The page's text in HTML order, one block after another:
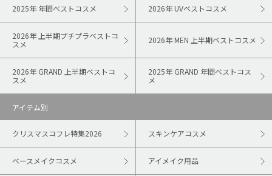
2025年 年間ベストコスメ 2026年 UVベストコスメ
2026年 上半期プチプラベストコ
スメ
2026年 MEN 上半期ベストコスメ
2026年 GRAND 上半期ベストコ
スメ
2025年 GRAND 年間ベストコス
メ
アイテム別
クリスマスコフレ特集2026 スキンケアコスメ
ベースメイクコスメ アイメイク用品